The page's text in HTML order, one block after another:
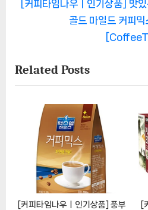
색
v
s
P
N
P
o
[커피타임나우ㅣ인기상품] 맛
골드 마일드 커피
Related Posts
[커피타임나우ㅣ인기상품] 풍부
[